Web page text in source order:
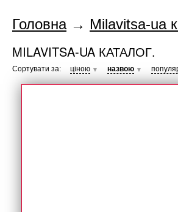
Головна→ Milavitsa-ua
MILAVITSA-UA КАТАЛОГ.
Сортувати за: ціною ▼ назвою ▼